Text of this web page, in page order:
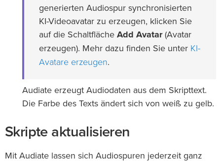
generierten Audiospur synchronisierten
KI-Videoavatar zu erzeugen, klicken Sie
auf die Schaltfläche Add Avatar(Avatar
erzeugen). Mehr dazu finden Sie unter KI-
Avatare erzeugen.
Audiate erzeugt Audiodaten aus dem Skripttext.
Die Farbe des Texts ändert sich von weiß zu gelb.
Skripte aktualisieren
Mit Audiate lassen sich Audiospuren jederzeit ganz